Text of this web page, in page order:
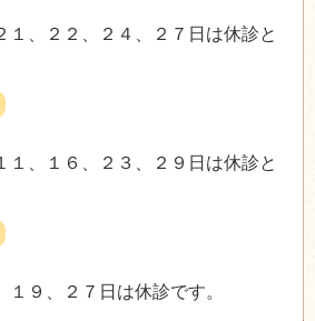
１、２２、２４、２７日は休診と
１、１６、２３、２９日は休診と
１９、２７日は休診です。